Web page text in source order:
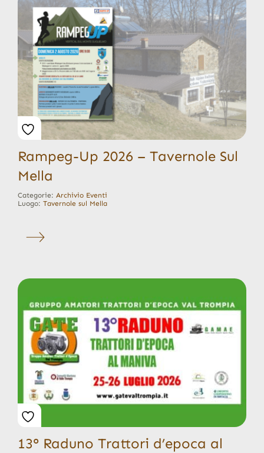
Rampeg-Up 2026 – Tavernole Sul
Mella
Categorie: Archivio Eventi
Luogo: Tavernole sul Mella
13° Raduno Trattori d’epoca al